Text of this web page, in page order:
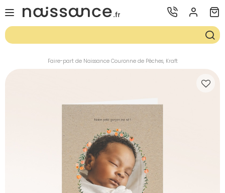
Faire-part de Naissance Couronne de Pêches, Kraft